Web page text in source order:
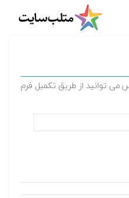
می توانید از طریق تکمیل فرم